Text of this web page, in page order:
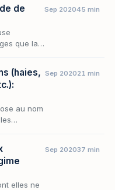
de
que la
Sep 202045 min
(haies,
au nom
Sep 202021 min
elles ne
Sep 202037 min